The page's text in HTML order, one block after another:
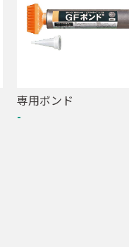
専用ボンド
-